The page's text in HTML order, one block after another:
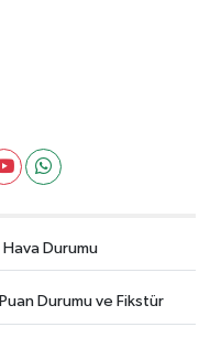
Hava Durumu
Puan Durumu ve Fikstür